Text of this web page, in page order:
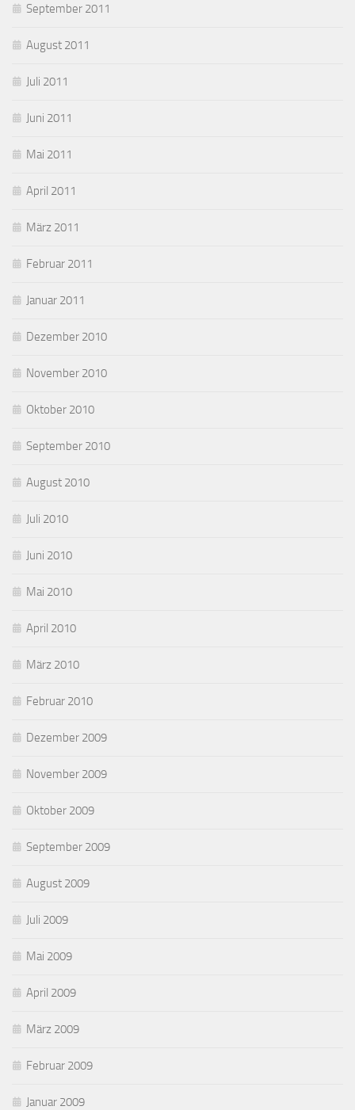
September 2011
August 2011
Juli 2011
Juni 2011
Mai 2011
April 2011
März 2011
Februar 2011
Januar 2011
Dezember 2010
November 2010
Oktober 2010
September 2010
August 2010
Juli 2010
Juni 2010
Mai 2010
April 2010
März 2010
Februar 2010
Dezember 2009
November 2009
Oktober 2009
September 2009
August 2009
Juli 2009
Mai 2009
April 2009
März 2009
Februar 2009
Januar 2009